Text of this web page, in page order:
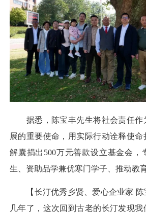
据悉，陈宝丰先生将社会责任作
展的重要使命，用实际行动诠释使
解囊捐出500万元善款设立基金会，
生、资助品学兼优寒门学子、推动教
【长汀优秀乡贤、爱心企业家 陈
几年了，这次回到古老的长汀发现我